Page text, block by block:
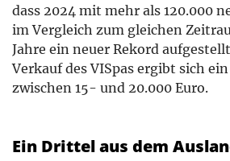
dass 2024 mit mehr als 120.000
im Vergleich zum gleichen
Jahre ein neuer Rekord
Verkauf des VISpas ergibt sich
zwischen 15- und 20.000 Euro.
Ein Drittel aus dem